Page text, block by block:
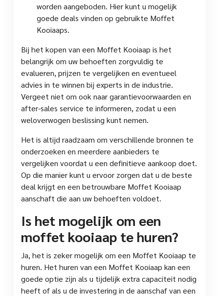
worden aangeboden. Hier kunt u mogelijk
goede deals vinden op gebruikte Moffet
Kooiaaps.
Bij het kopen van een Moffet Kooiaap is het
belangrijk om uw behoeften zorgvuldig te
evalueren, prijzen te vergelijken en eventueel
advies in te winnen bij experts in de industrie.
Vergeet niet om ook naar garantievoorwaarden en
after-sales service te informeren, zodat u een
weloverwogen beslissing kunt nemen.
Het is altijd raadzaam om verschillende bronnen te
onderzoeken en meerdere aanbieders te
vergelijken voordat u een definitieve aankoop doet.
Op die manier kunt u ervoor zorgen dat u de beste
deal krijgt en een betrouwbare Moffet Kooiaap
aanschaft die aan uw behoeften voldoet.
Is het mogelijk om een
moffet kooiaap te huren?
Ja, het is zeker mogelijk om een Moffet Kooiaap te
huren. Het huren van een Moffet Kooiaap kan een
goede optie zijn als u tijdelijk extra capaciteit nodig
heeft of als u de investering in de aanschaf van een